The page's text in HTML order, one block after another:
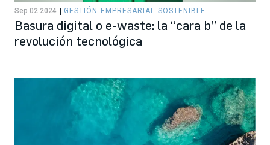
Sep 02 2024 GESTIÓN EMPRESARIAL SOSTENIBLE
Basura digital o e-waste: la “cara b” de la
revolución tecnológica